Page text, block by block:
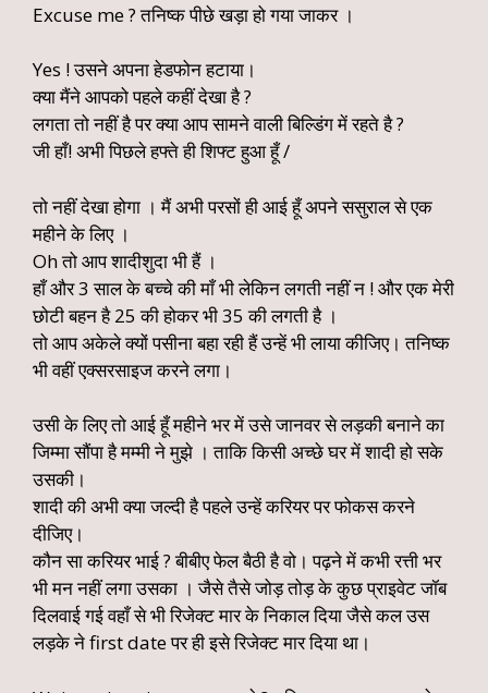
Excuse me ? तनिष्क पीछे खड़ा हो गया जाकर ।
Yes ! उसने अपना हेडफोन हटाया।
क्या मैंने आपको पहले कहीं देखा है ?
लगता तो नहीं है पर क्या आप सामने वाली बिल्डिंग में रहते है ?
जी हाँ! अभी पिछले हफ्ते ही शिफ्ट हुआ हूँ /
तो नहीं देखा होगा । मैं अभी परसों ही आई हूँ अपने ससुराल से एक
महीने के लिए ।
Oh तो आप शादीशुदा भी हैं ।
हाँ और 3 साल के बच्चे की माँ भी लेकिन लगती नहीं न ! और एक मेरी
छोटी बहन है 25 की होकर भी 35 की लगती है ।
तो आप अकेले क्यों पसीना बहा रही हैं उन्हें भी लाया कीजिए। तनिष्क
भी वहीं एक्सरसाइज करने लगा।
उसी के लिए तो आई हूँ महीने भर में उसे जानवर से लड़की बनाने का
जिम्मा सौंपा है मम्मी ने मुझे । ताकि किसी अच्छे घर में शादी हो सके
उसकी।
शादी की अभी क्या जल्दी है पहले उन्हें करियर पर फोकस करने
दीजिए।
कौन सा करियर भाई ? बीबीए फेल बैठी है वो। पढ़ने में कभी रत्ती भर
भी मन नहीं लगा उसका । जैसे तैसे जोड़ तोड़ के कुछ प्राइवेट जॉब
दिलवाई गई वहाँ से भी रिजेक्ट मार के निकाल दिया जैसे कल उस
लड़के ने first date पर ही इसे रिजेक्ट मार दिया था।